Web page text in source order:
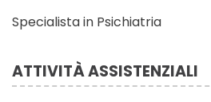
Specialista in Psichiatria
ATTIVITÀ ASSISTENZIALI